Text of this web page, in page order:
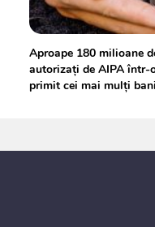
Aproape 180 milioane
autorizați de AIPA într-
primit cei mai mulți bani